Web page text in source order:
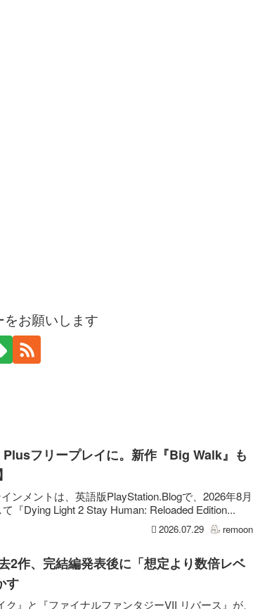
お願いします
フリープレイに。新作『Big Walk』も
ンメントは、英語版PlayStation.Blogで、2026年8月
『Dying Light 2 Stay Human: Reloaded Edition...
2026.07.29 remoon
2作、完結編発表後に「想定より数倍レベ
す
ク』と『ファイナルファンタジーVII リバース』が、